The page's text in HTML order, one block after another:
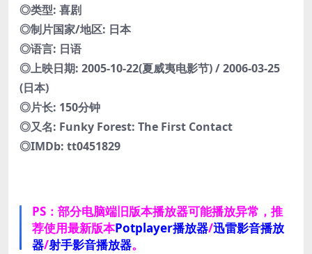
◎类型: 喜剧
◎制片国家/地区: 日本
◎语言: 日语
◎上映日期: 2005-10-22(夏威夷电影节) / 2006-03-25
(日本)
◎片长: 150分钟
◎又名: Funky Forest: The First Contact
◎IMDb: tt0451829
PS：部分电脑端旧版本播放器可能播放异常，推
荐使用最新版本Potplayer播放器/迅雷影音播放
器/射手影音播放器。